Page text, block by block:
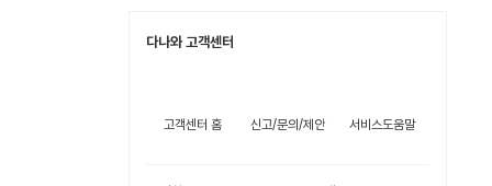
다나와 고객센터
고객센터 홈 신고/문의/제안 서비스도움말